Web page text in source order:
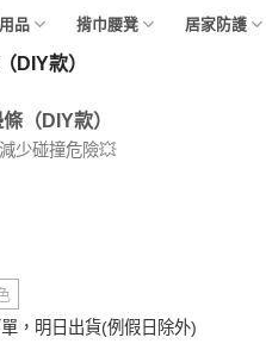
品 揹巾腰凳 居家防護
DIY款）
（DIY款）
少碰撞危險💥
，明日出貨(例假日除外)